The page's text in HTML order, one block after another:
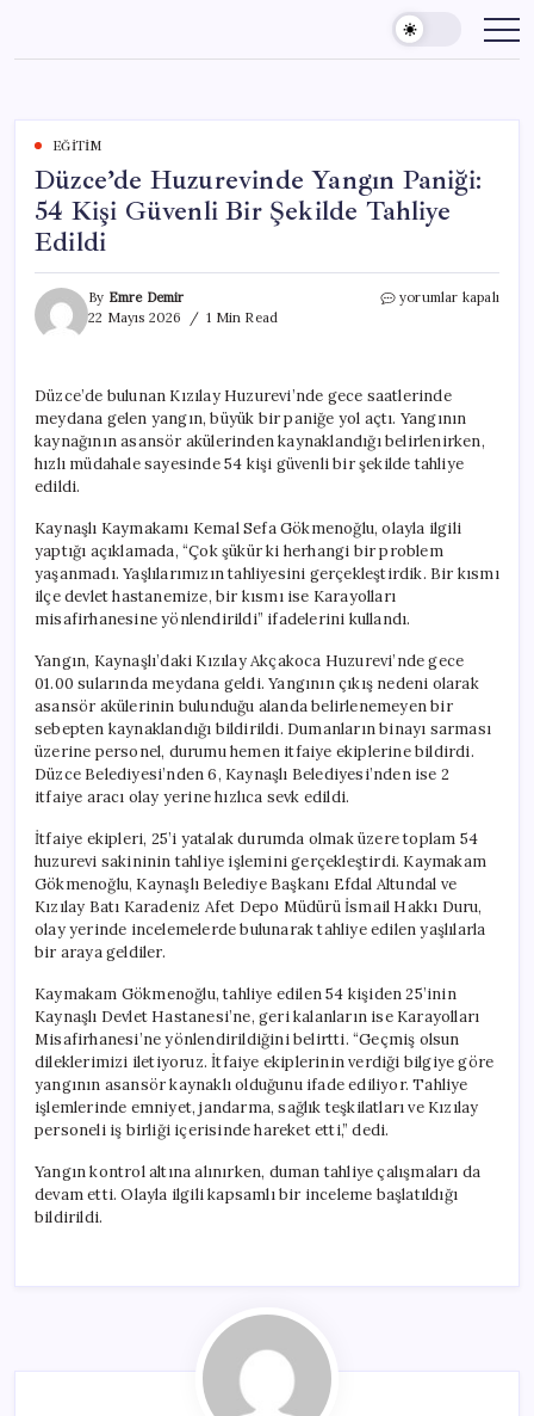
content
EĞITIM
Düzce’de Huzurevinde Yangın Paniği:
54 Kişi Güvenli Bir Şekilde Tahliye
Edildi
By Emre Demir
22 Mayıs 2026
1 Min Read
Düzce’de
Kişi
Güvenli
Bir
Şekilde
için
yorumlar kapalı
Düzce’de bulunan Kızılay Huzurevi’nde gece saatlerinde
meydana gelen yangın, büyük bir paniğe yol açtı. Yangının
kaynağının asansör akülerinden kaynaklandığı belirlenirken,
hızlı müdahale sayesinde 54 kişi güvenli bir şekilde tahliye
edildi.
Kaynaşlı Kaymakamı Kemal Sefa Gökmenoğlu, olayla ilgili
yaptığı açıklamada, “Çok şükür ki herhangi bir problem
yaşanmadı. Yaşlılarımızın tahliyesini gerçekleştirdik. Bir kısmı
ilçe devlet hastanemize, bir kısmı ise Karayolları
misafirhanesine yönlendirildi” ifadelerini kullandı.
Yangın, Kaynaşlı’daki Kızılay Akçakoca Huzurevi’nde gece
01.00 sularında meydana geldi. Yangının çıkış nedeni olarak
asansör akülerinin bulunduğu alanda belirlenemeyen bir
sebepten kaynaklandığı bildirildi. Dumanların binayı sarması
üzerine personel, durumu hemen itfaiye ekiplerine bildirdi.
Düzce Belediyesi’nden 6, Kaynaşlı Belediyesi’nden ise 2
itfaiye aracı olay yerine hızlıca sevk edildi.
İtfaiye ekipleri, 25’i yatalak durumda olmak üzere toplam 54
huzurevi sakininin tahliye işlemini gerçekleştirdi. Kaymakam
Gökmenoğlu, Kaynaşlı Belediye Başkanı Efdal Altundal ve
Kızılay Batı Karadeniz Afet Depo Müdürü İsmail Hakkı Duru,
olay yerinde incelemelerde bulunarak tahliye edilen yaşlılarla
bir araya geldiler.
Kaymakam Gökmenoğlu, tahliye edilen 54 kişiden 25’inin
Kaynaşlı Devlet Hastanesi’ne, geri kalanların ise Karayolları
Misafirhanesi’ne yönlendirildiğini belirtti. “Geçmiş olsun
dileklerimizi iletiyoruz. İtfaiye ekiplerinin verdiği bilgiye göre
yangının asansör kaynaklı olduğunu ifade ediliyor. Tahliye
işlemlerinde emniyet, jandarma, sağlık teşkilatları ve Kızılay
personeli iş birliği içerisinde hareket etti,” dedi.
Yangın kontrol altına alınırken, duman tahliye çalışmaları da
devam etti. Olayla ilgili kapsamlı bir inceleme başlatıldığı
bildirildi.